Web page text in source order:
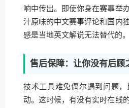
响中传出。即使你身在赛事举
汁原味的中文赛事评论和国内
感是当地英文解说无法替代的。
售后保障：让你没有后顾
技术工具难免偶尔遇到问题
动。这时候，有没有实时在线